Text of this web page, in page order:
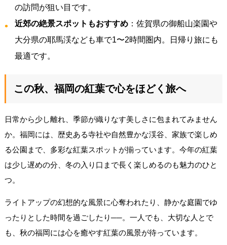
の訪問が狙い目です。
近郊の絶景スポットもおすすめ：佐賀県の御船山楽園や
大分県の耶馬渓なども車で1〜2時間圏内。日帰り旅にも
最適です。
この秋、福岡の紅葉で心をほどく旅へ
日常から少し離れ、季節が織りなす美しさに包まれてみません
か。福岡には、歴史ある寺社や自然豊かな渓谷、家族で楽しめ
る公園まで、多彩な紅葉スポットが揃っています。今年の紅葉
は少し遅めの分、冬の入り口まで長く楽しめるのも魅力のひと
つ。
ライトアップの幻想的な風景に心奪われたり、静かな庭園でゆ
ったりとした時間を過ごしたり──。一人でも、大切な人とで
も、秋の福岡には心を癒やす紅葉の風景が待っています。